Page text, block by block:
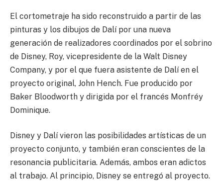
El cortometraje ha sido reconstruido a partir de las
pinturas y los dibujos de Dalí por una nueva
generación de realizadores coordinados por el sobrino
de Disney, Roy, vicepresidente de la Walt Disney
Company, y por el que fuera asistente de Dalí en el
proyecto original, John Hench. Fue producido por
Baker Bloodworth y dirigida por el francés Monfréy
Dominique.
Disney y Dalí vieron las posibilidades artísticas de un
proyecto conjunto, y también eran conscientes de la
resonancia publicitaria. Además, ambos eran adictos
al trabajo. Al principio, Disney se entregó al proyecto.